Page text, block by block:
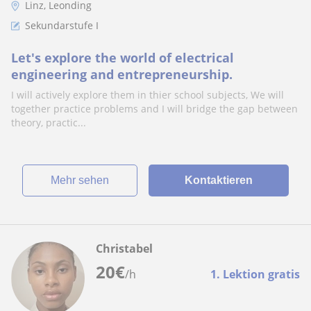
Linz, Leonding
Sekundarstufe I
Let's explore the world of electrical
engineering and entrepreneurship.
I will actively explore them in thier school subjects, We will
together practice problems and I will bridge the gap between
theory, practic...
Mehr sehen Kontaktieren
20€/h 1. Lektion gratis
Christabel